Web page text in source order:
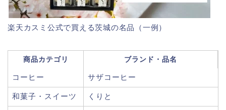
楽天カスミ公式で買える茨城の名品（一例）
商品カテゴリ ブランド・品名
コーヒー サザコーヒー
和菓子・スイーツ くりと